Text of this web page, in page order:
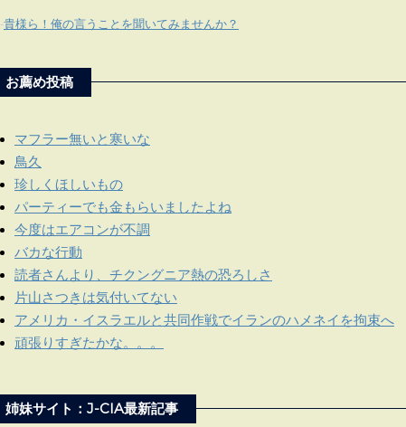
-貴様ら！俺の言うことを聞いてみませんか？
お薦め投稿
マフラー無いと寒いな
鳥久
珍しくほしいもの
パーティーでも金もらいましたよね
今度はエアコンが不調
バカな行動
読者さんより、チクングニア熱の恐ろしさ
片山さつきは気付いてない
アメリカ・イスラエルと共同作戦でイランのハメネイを拘束へ
頑張りすぎたかな。。。
姉妹サイト：J-CIA最新記事